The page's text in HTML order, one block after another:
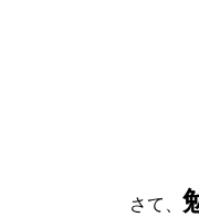
さて、